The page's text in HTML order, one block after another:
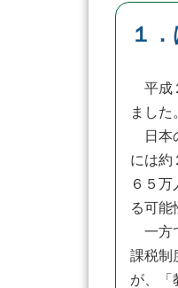
１
平成
ました
日本
には約
６５
る可能
一方
課税制
が、「